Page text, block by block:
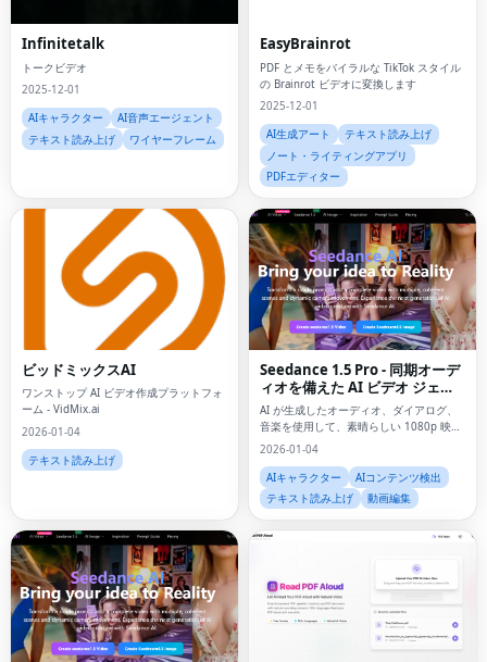
Infinitetalk
トークビデオ
2025-12-01
AIキャラクター
AI音声エージェント
テキスト読み上げ
ワイヤーフレーム
EasyBrainrot
PDF とメモをバイラルな TikTok スタイル
の Brainrot ビデオに変換します
2025-12-01
AI生成アート
テキスト読み上げ
ノート・ライティングアプリ
PDFエディター
ビッドミックスAI
ワンストップ AI ビデオ作成プラットフォ
ーム - VidMix.ai
2026-01-04
テキスト読み上げ
Seedance 1.5 Pro - 同期オーデ
ィオを備えた AI ビデオ ジェネ
レーター
AI が生成したオーディオ、ダイアログ、
音楽を使用して、素晴らしい 1080p 映画
のようなビデオをすべてワンクリックで
2026-01-04
AIキャラクター
AIコンテンツ検出
テキスト読み上げ
動画編集